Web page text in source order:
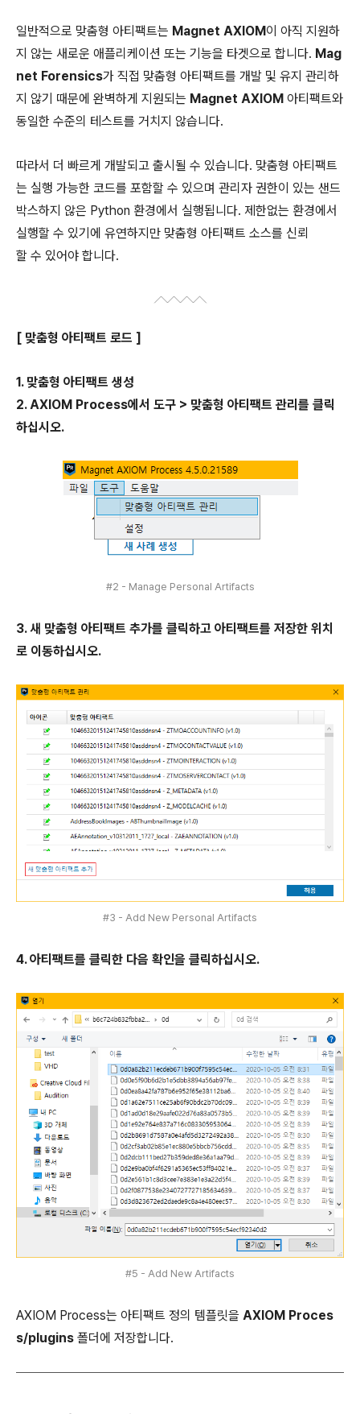
일반적으로 맞춤형 아티팩트는 Magnet AXIOM이 아직 지원하
지 않는 새로운 애플리케이션 또는 기능을 타겟으로 합니다. Mag
net Forensics가 직접 맞춤형 아티팩트를 개발 및 유지 관리하
지 않기 때문에 완벽하게 지원되는 Magnet AXIOM 아티팩트와
동일한 수준의 테스트를 거치지 않습니다.
따라서 더 빠르게 개발되고 출시될 수 있습니다. 맞춤형 아티팩트
는 실행 가능한 코드를 포함할 수 있으며 관리자 권한이 있는 샌드
박스하지 않은 Python 환경에서 실행됩니다. 제한없는 환경에서
실행할 수 있기에 유연하지만 맞춤형 아티팩트 소스를 신뢰
할 수 있어야 합니다.
[ 맞춤형 아티팩트 로드 ]
1. 맞춤형 아티팩트 생성
2. AXIOM Process에서 도구 > 맞춤형 아티팩트 관리를 클릭
하십시오.
#2 - Manage Personal Artifacts
3. 새 맞춤형 아티팩트 추가를 클릭하고 아티팩트를 저장한 위치
로 이동하십시오.
#3 - Add New Personal Artifacts
4. 아티팩트를 클릭한 다음 확인을 클릭하십시오.
#5 - Add New Artifacts
AXIOM Process는 아티팩트 정의 템플릿을 AXIOM Proces
s/plugins 폴더에 저장합니다.